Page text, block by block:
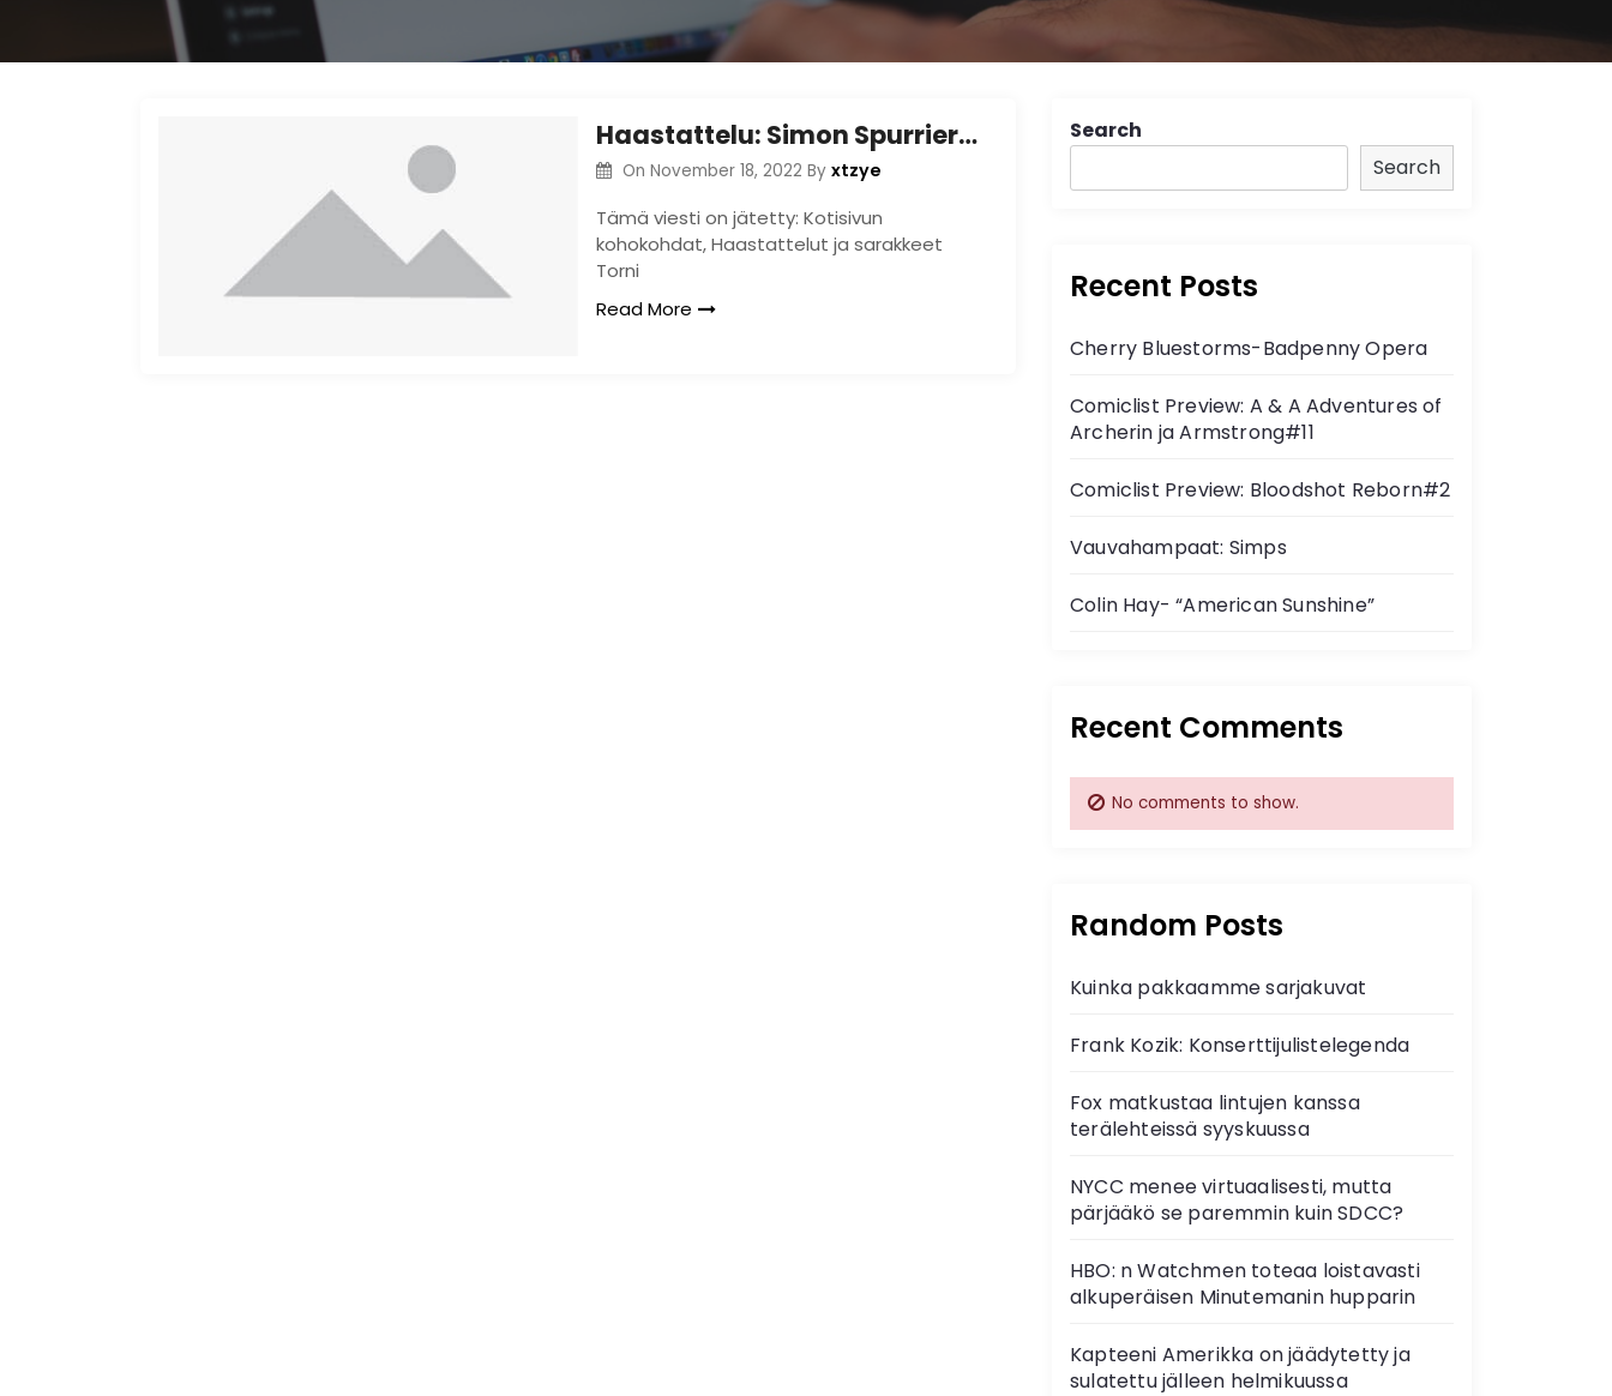
Haastattelu: Simon Spurrier on BOOM! Studios Spire
On November 18, 2022 By xtzye
Tämä viesti on jätetty: Kotisivun
kohokohdat, Haastattelut ja sarakkeet
Torni
Read More
Search
Search
Recent Posts
Cherry Bluestorms-Badpenny Opera
Comiclist Preview: A & A Adventures of
Archerin ja Armstrong#11
Comiclist Preview: Bloodshot Reborn#2
Vauvahampaat: Simps
Colin Hay- “American Sunshine”
Recent Comments
No comments to show.
Random Posts
Kuinka pakkaamme sarjakuvat
Frank Kozik: Konserttijulistelegenda
Fox matkustaa lintujen kanssa
terälehteissä syyskuussa
NYCC menee virtuaalisesti, mutta
pärjääkö se paremmin kuin SDCC?
HBO: n Watchmen toteaa loistavasti
alkuperäisen Minutemanin hupparin
Kapteeni Amerikka on jäädytetty ja
sulatettu jälleen helmikuussa